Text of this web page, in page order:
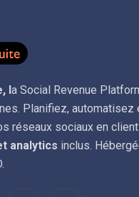
l a Social Revenue
Planifiez, automatisez
réseaux sociaux en
analytics inclus.